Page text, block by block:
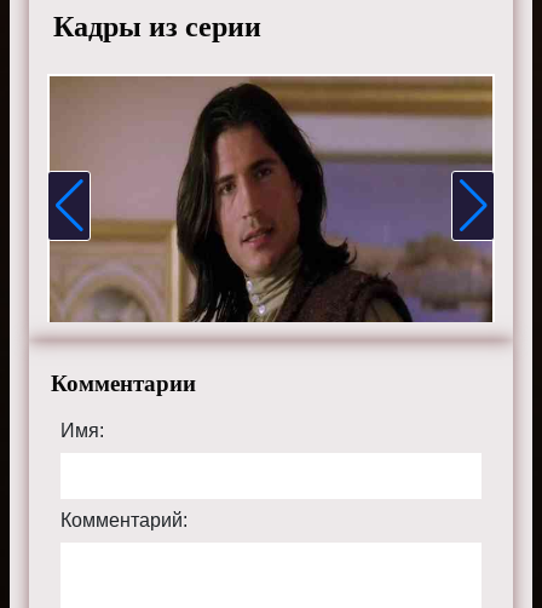
Воган, Кэрис Брайант, Брайан Краузе, Джулиан
Макмэхон, Дрю Фуллер, Керр Смит, Кейли Куоко,,
Финола Хьюз, Дженнифер Родс, Ребекка Болдинг, Эрик
Дейн, Уэсли Рэмси и Джения Лано.
Смотрите онлайн 1 сезон 9 серию «Зачарованные»
бесплатно в хорошем HD качестве, на телефоне,
планшете, пк или телевизоре на сайте charmed-film.ru.
Кадры из серии
Комментарии
Имя:
Комментарий: